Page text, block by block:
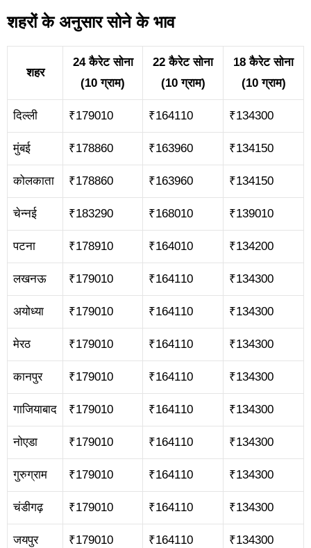
शहरों के अनुसार सोने के भाव
शहर
24 कैरेट सोना
(10 ग्राम)
22 कैरेट सोना
(10 ग्राम)
18 कैरेट सोना
(10 ग्राम)
दिल्ली ₹179010 ₹164110 ₹134300
मुंबई ₹178860 ₹163960 ₹134150
कोलकाता ₹178860 ₹163960 ₹134150
चेन्नई ₹183290 ₹168010 ₹139010
पटना ₹178910 ₹164010 ₹134200
लखनऊ ₹179010 ₹164110 ₹134300
अयोध्या ₹179010 ₹164110 ₹134300
मेरठ ₹179010 ₹164110 ₹134300
कानपुर ₹179010 ₹164110 ₹134300
गाजियाबाद ₹179010 ₹164110 ₹134300
नोएडा ₹179010 ₹164110 ₹134300
गुरुग्राम ₹179010 ₹164110 ₹134300
चंडीगढ़ ₹179010 ₹164110 ₹134300
जयपुर ₹179010 ₹164110 ₹134300